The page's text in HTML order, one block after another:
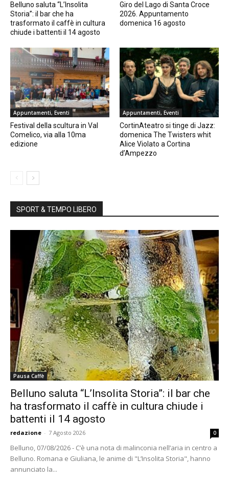
Belluno saluta “L’Insolita
Storia”: il bar che ha
trasformato il caffè in cultura
chiude i battenti il 14 agosto
Giro del Lago di Santa Croce
2026. Appuntamento
domenica 16 agosto
Appuntamenti, Eventi
Festival della scultura in Val
Comelico, via alla 10ma
edizione
Appuntamenti, Eventi
CortinAteatro si tinge di Jazz:
domenica The Twisters whit
Alice Violato a Cortina
d’Ampezzo
SPORT & TEMPO LIBERO
Pausa Caffè
Belluno saluta “L’Insolita Storia”: il bar che
ha trasformato il caffè in cultura chiude i
battenti il 14 agosto
redazione - 7 Agosto 2026 0
Belluno, 07/08/2026 - C’è una nota di malinconia nell’aria in centro a
Belluno. Romana e Giuliana, le anime di "L’Insolita Storia", hanno
annunciato la...